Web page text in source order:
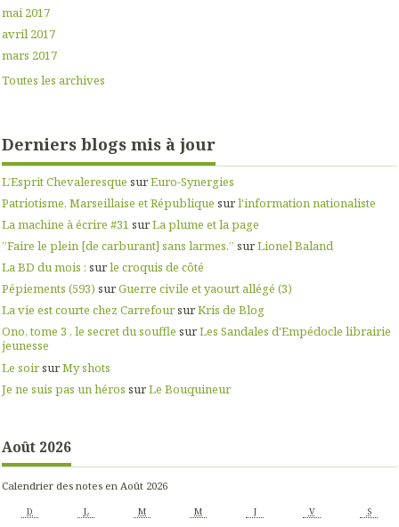
mai 2017
avril 2017
mars 2017
Toutes les archives
Derniers blogs mis à jour
L’Esprit Chevaleresque surEuro-Synergies
Patriotisme, Marseillaise et République surl'information nationaliste
La machine à écrire #31 surLa plume et la page
”Faire le plein [de carburant] sans larmes.” surLionel Baland
La BD du mois : surle croquis de côté
Pépiements (593) surGuerre civile et yaourt allégé (3)
La vie est courte chez CarrefoursurKris de Blog
Ono, tome 3 , le secret du souffle surLes Sandales d'Empédocle librairie
jeunesse
Le soirsurMy shots
Je ne suis pas un héros surLe Bouquineur
Août 2026
Calendrier des notes en Août 2026
D L M M J V S